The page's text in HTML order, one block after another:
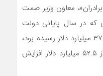
معاون وزیر صمت
که در سال پایانی دولت
گذشته میزان صادرات کشور به ۳۷.۵ میلیارد دلار رسیده بود،
این میزان در سال ۱۴۰۱ به بیش از ۵۲.۵ میلیارد دلار افزایش